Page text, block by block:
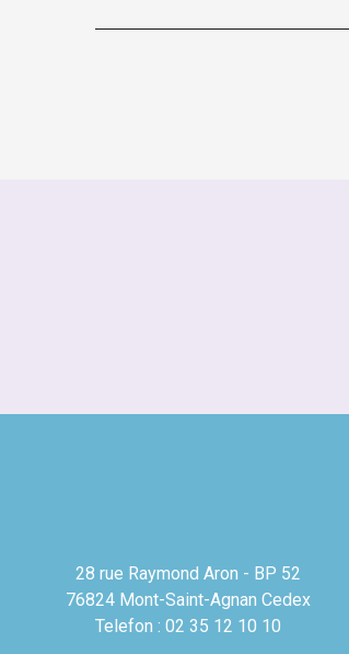
28 rue Raymond Aron - BP 52
76824 Mont-Saint-Agnan Cedex
Telefon : 02 35 12 10 10